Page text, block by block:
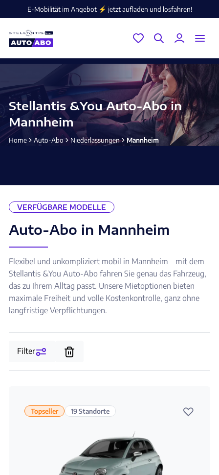
E-Mobilität im Angebot ⚡️ jetzt aufladen und losfahren!
Stellantis &You Auto-Abo in
Mannheim
Home Auto-Abo Niederlassungen Mannheim
VERFÜGBARE MODELLE
Auto-Abo in Mannheim
Flexibel und unkompliziert mobil in Mannheim – mit dem
Stellantis &You Auto-Abo fahren Sie genau das Fahrzeug,
das zu Ihrem Alltag passt. Unsere Mietoptionen bieten
maximale Freiheit und volle Kostenkontrolle, ganz ohne
langfristige Verpflichtungen.
Filter
Topseller 19 Standorte ♡